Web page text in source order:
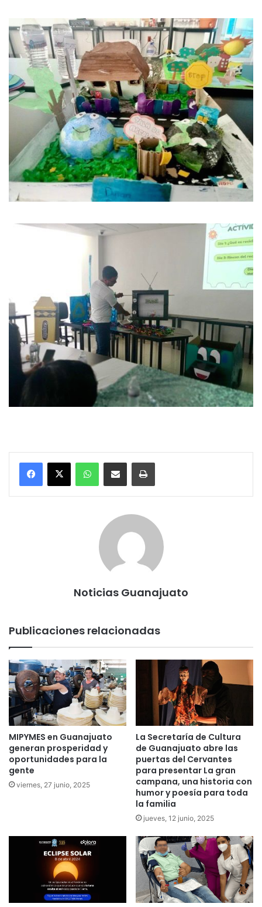
Noticias Guanajuato
Publicaciones relacionadas
MIPYMES en Guanajuato
generan prosperidad y
oportunidades para la
gente
viernes, 27 junio, 2025
La Secretaría de Cultura
de Guanajuato abre las
puertas del Cervantes
para presentar La gran
campana, una historia con
humor y poesía para toda
la familia
jueves, 12 junio, 2025